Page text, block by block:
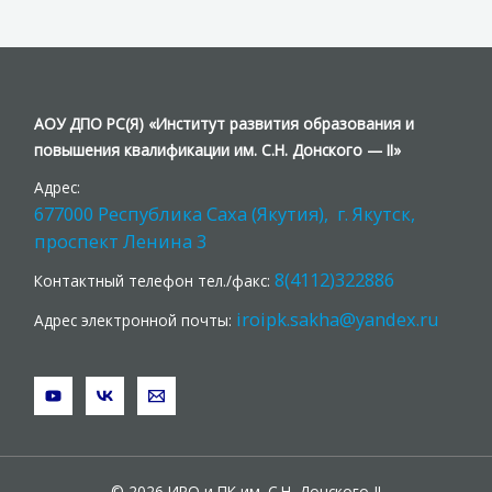
АОУ ДПО РС(Я) «Институт развития образования и
повышения квалификации им. С.Н. Донского — II»
Адрес:
677000 Республика Саха (Якутия), г. Якутск,
проспект Ленина 3
Контактный телефон тел./факс:8(4112)322886
Адрес электронной почты: iroipk.sakha@yandex.ru